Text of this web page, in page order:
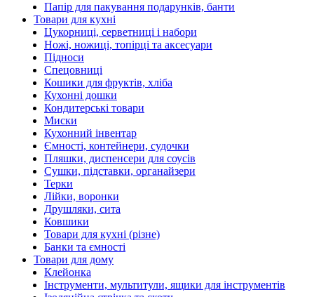
Папір для пакування подарунків, банти
Товари для кухні
Цукорниці, серветниці і набори
Ножі, ножиці, топірці та аксесуари
Підноси
Спецовниці
Кошики для фруктів, хліба
Кухонні дошки
Кондитерські товари
Миски
Кухонний інвентар
Ємності, контейнери, судочки
Пляшки, диспенсери для соусів
Сушки, підставки, органайзери
Терки
Лійки, воронки
Друшляки, сита
Ковшики
Товари для кухні (різне)
Банки та ємності
Товари для дому
Клейонка
Інструменти, мультитули, ящики для інструментів